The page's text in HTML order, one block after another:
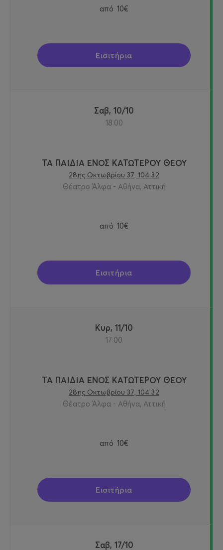
από 10€
Εισιτήρια
Σαβ, 10/10
18:00
ΤΑ ΠΑΙΔΙΑ ΕΝΟΣ ΚΑΤΩΤΕΡΟΥ ΘΕΟΥ
28ης Οκτωβρίου 37, 104 32
Θέατρο Άλφα - Αθήνα, Αττική
από 10€
Εισιτήρια
Κυρ, 11/10
17:00
ΤΑ ΠΑΙΔΙΑ ΕΝΟΣ ΚΑΤΩΤΕΡΟΥ ΘΕΟΥ
28ης Οκτωβρίου 37, 104 32
Θέατρο Άλφα - Αθήνα, Αττική
από 10€
Εισιτήρια
Σαβ, 17/10